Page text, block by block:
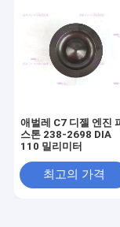
애벌레 C7 디젤 엔진
스톤 238-2698 DIA
110 밀리미터
최고의 가격